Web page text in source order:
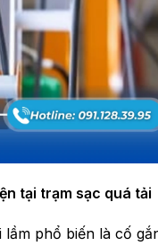
tại trạm sạc quá tải
phổ biến là cố